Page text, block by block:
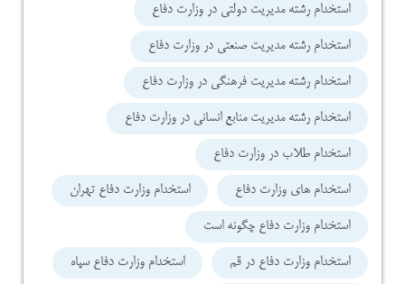
استخدام رشته مدیریت دولتی در وزارت دفاع
استخدام رشته مدیریت صنعتی در وزارت دفاع
استخدام رشته مدیریت فرهنگی در وزارت دفاع
استخدام رشته مدیریت منابع انسانی در وزارت دفاع
استخدام طلاب در وزارت دفاع
استخدام های وزارت دفاع استخدام وزارت دفاع تهران
استخدام وزارت دفاع چگونه است
استخدام وزارت دفاع در قم استخدام وزارت دفاع سپاه